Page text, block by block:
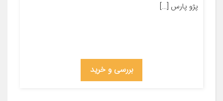
پژو پارس […]
بررسی و خرید